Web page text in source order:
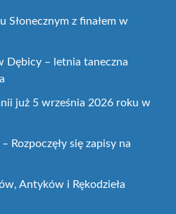
Słonecznym z finałem w
Dębicy – letnia taneczna
już 5 września 2026 roku w
Rozpoczęły się zapisy na
Antyków i Rękodzieła